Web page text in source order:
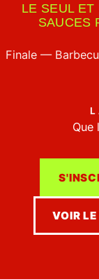
LE SEUL ET
SAUCES
Finale —
Que
VOIR